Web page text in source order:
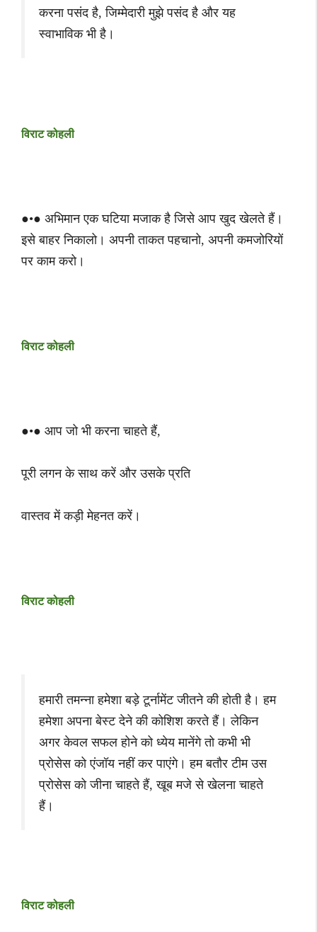
करना पसंद है, जिम्मेदारी मुझे पसंद है और यह
स्वाभाविक भी है।
विराट कोहली
●•● अभिमान एक घटिया मजाक है जिसे आप खुद खेलते हैं।
इसे बाहर निकालो। अपनी ताकत पहचानो, अपनी कमजोरियों
पर काम करो।
विराट कोहली
●•● आप जो भी करना चाहते हैं,
पूरी लगन के साथ करें और उसके प्रति
वास्तव में कड़ी मेहनत करें।
विराट कोहली
हमारी तमन्ना हमेशा बड़े टूर्नामेंट जीतने की होती है। हम
हमेशा अपना बेस्ट देने की कोशिश करते हैं। लेकिन
अगर केवल सफल होने को ध्येय मानेंगे तो कभी भी
प्रोसेस को एंजॉय नहीं कर पाएंगे। हम बतौर टीम उस
प्रोसेस को जीना चाहते हैं, खूब मजे से खेलना चाहते
हैं।
विराट कोहली